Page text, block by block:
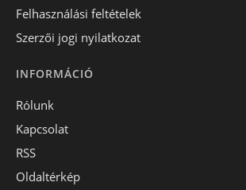
Felhasználási feltételek
Szerzői jogi nyilatkozat
INFORMÁCIÓ
Rólunk
Kapcsolat
RSS
Oldaltérkép